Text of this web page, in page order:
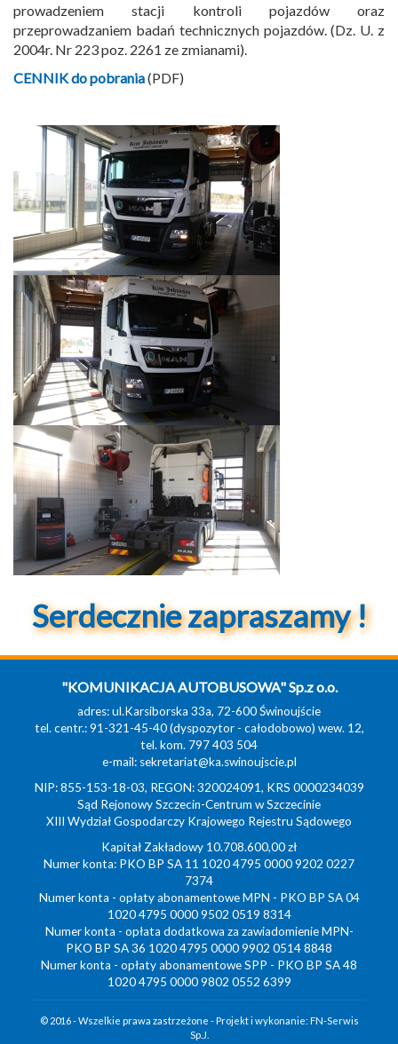
prowadzeniem stacji kontroli pojazdów oraz
przeprowadzaniem badań technicznych pojazdów. (Dz. U. z
2004r. Nr 223 poz. 2261 ze zmianami).
CENNIK do pobrania(PDF)
Serdecznie zapraszamy !
"KOMUNIKACJA AUTOBUSOWA" Sp.z o.o.
adres: ul.Karsiborska 33a, 72-600 Świnoujście
tel. centr.: 91-321-45-40 (dyspozytor - całodobowo) wew. 12,
tel. kom. 797 403 504
e-mail: sekretariat@ka.swinoujscie.pl
NIP: 855-153-18-03, REGON: 320024091, KRS 0000234039
Sąd Rejonowy Szczecin-Centrum w Szczecinie
XIII Wydział Gospodarczy Krajowego Rejestru Sądowego
Kapitał Zakładowy 10.708.600,00 zł
Numer konta: PKO BP SA 11 1020 4795 0000 9202 0227
7374
Numer konta - opłaty abonamentowe MPN - PKO BP SA 04
1020 4795 0000 9502 0519 8314
Numer konta - opłata dodatkowa za zawiadomienie MPN-
PKO BP SA 36 1020 4795 0000 9902 0514 8848
Numer konta - opłaty abonamentowe SPP - PKO BP SA 48
1020 4795 0000 9802 0552 6399
© 2016 - Wszelkie prawa zastrzeżone - Projekt i wykonanie: FN-Serwis
Sp.J.